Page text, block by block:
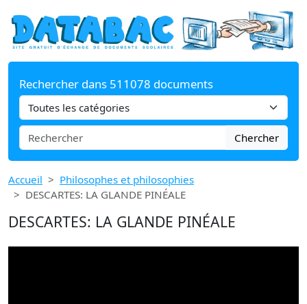
Rechercher dans 511078 documents
Chercher
Accueil
Philosophes et philosophies
DESCARTES: LA GLANDE PINÉALE
DESCARTES: LA GLANDE PINÉALE